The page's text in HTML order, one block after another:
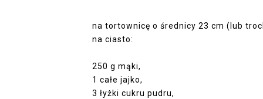
na tortownicę o średnicy 23 cm (lub
na ciasto:
250 g mąki,
1 całe jajko,
3 łyżki cukru pudru,